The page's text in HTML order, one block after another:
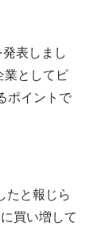
表しまし
業としてビ
ポイントで
たと報じら
買い増して